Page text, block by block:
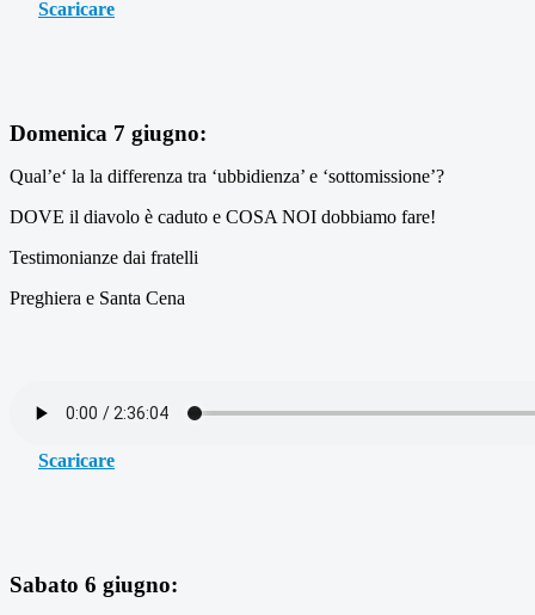
Scaricare
Domenica 7 giugno:
Qual’e‘ la la differenza tra ‘ubbidienza’ e ‘sottomissione’?
DOVE il diavolo è caduto e COSA NOI dobbiamo fare!
Testimonianze dai fratelli
Preghiera e Santa Cena
Scaricare
Sabato 6 giugno: